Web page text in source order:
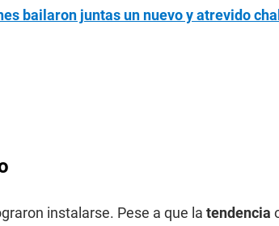
bailaron juntas un nuevo y atrevido
instalarse. Pese a que la tendencia